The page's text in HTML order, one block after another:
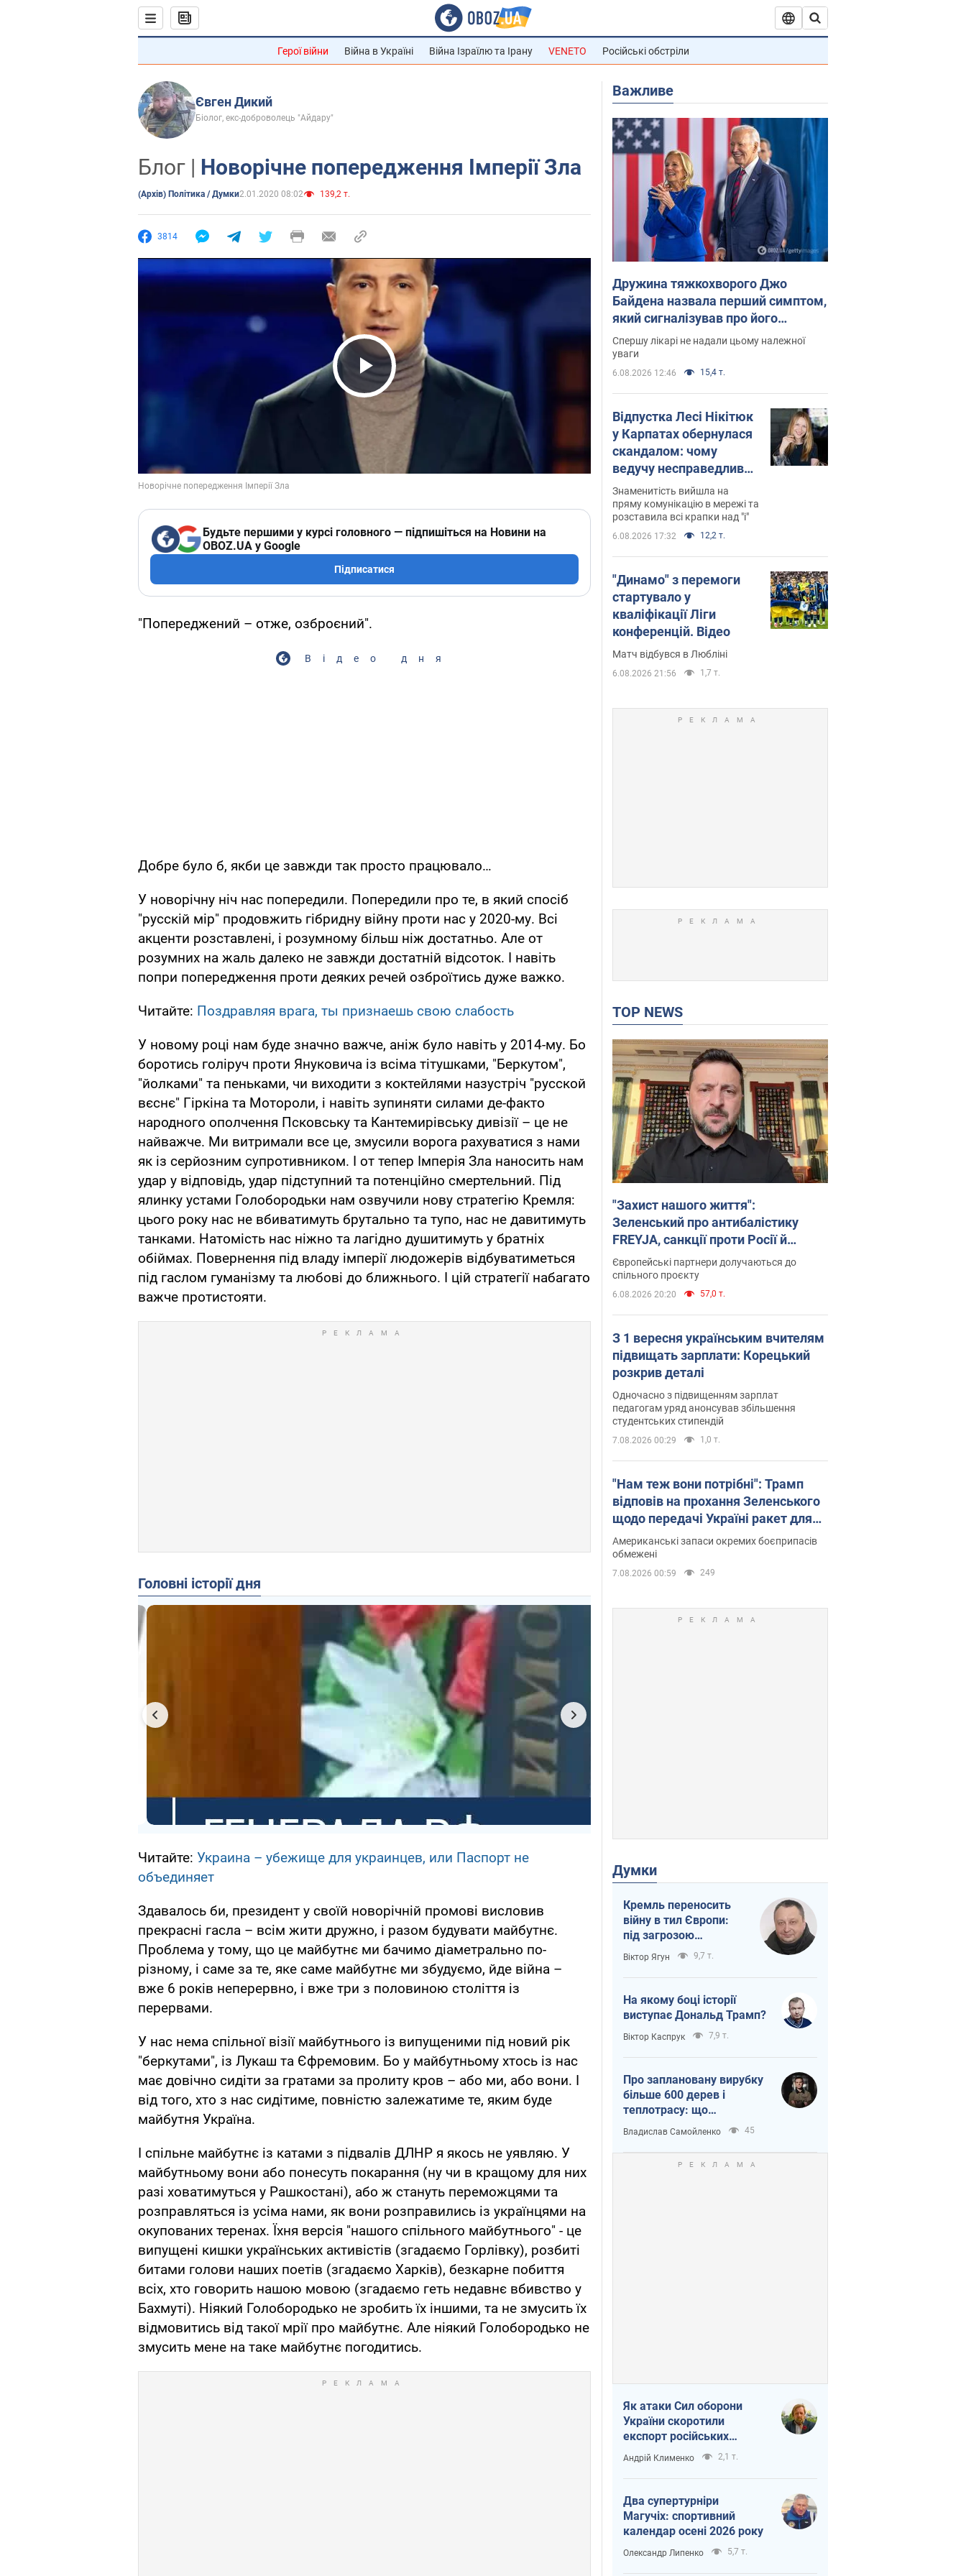
Герої війни Війна в Україні Війна Ізраїлю та Ірану VENETO Російські обстріли
Євген Дикий
Біолог, екс-доброволець "Айдару"
Блог | Новорічне попередження Імперії Зла
(Архів) Політика / Думки2.01.2020 08:02 139,2 т.
3814
Play Video
Будьте першими у курсі головного — підпишіться на Новини на
OBOZ.UA у Google
Підписатися
"Попереджений – отже, озброєний".
Відео дня
Добре було б, якби це завжди так просто працювало…
У новорічну ніч нас попередили. Попередили про те, в який спосіб
"русскій мір" продовжить гібридну війну проти нас у 2020-му. Всі
акценти розставлені, і розумному більш ніж достатньо. Але от
розумних на жаль далеко не завжди достатній відсоток. І навіть
попри попередження проти деяких речей озброїтись дуже важко.
Читайте: Поздравляя врага, ты признаешь свою слабость
У новому році нам буде значно важче, аніж було навіть у 2014-му. Бо
боротись голіруч проти Януковича із всіма тітушками, "Беркутом",
"йолками" та пеньками, чи виходити з коктейлями назустріч "русской
вєснє" Гіркіна та Мотороли, і навіть зупиняти силами де-факто
народного ополчення Псковську та Кантемирівську дивізії – це не
найважче. Ми витримали все це, змусили ворога рахуватися з нами
як із серйозним супротивником. І от тепер Імперія Зла наносить нам
удар у відповідь, удар підступний та потенційно смертельний. Під
ялинку устами Голобородьки нам озвучили нову стратегію Кремля:
цього року нас не вбиватимуть брутально та тупо, нас не давитимуть
танками. Натомість нас ніжно та лагідно душитимуть у братніх
обіймах. Повернення під владу імперії людожерів відбуватиметься
під гаслом гуманізму та любові до ближнього. І цій стратегії набагато
важче протистояти.
Головні історії дня
Читайте: Украина – убежище для украинцев, или Паспорт не
объединяет
Здавалось би, президент у своїй новорічній промові висловив
прекрасні гасла – всім жити дружно, і разом будувати майбутнє.
Проблема у тому, що це майбутнє ми бачимо діаметрально по-
різному, і саме за те, яке саме майбутнє ми збудуємо, йде війна –
вже 6 років неперервно, і вже три з половиною століття із
перервами.
У нас нема спільної візії майбутнього із випущеними під новий рік
"беркутами", із Лукаш та Єфремовим. Бо у майбутньому хтось із нас
має довічно сидіти за гратами за пролиту кров – або ми, або вони. І
від того, хто з нас сидітиме, повністю залежатиме те, яким буде
майбутня Україна.
І спільне майбутнє із катами з підвалів ДЛНР я якось не уявляю. У
майбутньому вони або понесуть покарання (ну чи в кращому для них
разі ховатимуться у Рашкостані), або ж стануть переможцями та
розправляться із усіма нами, як вони розправились із українцями на
окупованих теренах. Їхня версія "нашого спільного майбутнього" - це
випущені кишки українських активістів (згадаємо Горлівку), розбиті
битами голови наших поетів (згадаємо Харків), безкарне побиття
всіх, хто говорить нашою мовою (згадаємо геть недавнє вбивство у
Бахмуті). Ніякий Голобородько не зробить їх іншими, та не змусить їх
відмовитись від такої мрії про майбутнє. Але ніякий Голобородько не
змусить мене на таке майбутнє погодитись.
Важливе
Дружина тяжкохворого Джо
Байдена назвала перший симптом,
який сигналізував про його
"агресивний" рак
Спершу лікарі не надали цьому належної
уваги
6.08.2026 12:46 15,4 т.
Відпустка Лесі Нікітюк
у Карпатах обернулася
скандалом: чому
ведучу несправедливо
захейтили
Знаменитість вийшла на
пряму комунікацію в мережі та
розставила всі крапки над "і"
6.08.2026 17:32 12,2 т.
"Динамо" з перемоги
стартувало у
кваліфікації Ліги
конференцій. Відео
Матч відбувся в Любліні
6.08.2026 21:56 1,7 т.
TOP NEWS
"Захист нашого життя":
Зеленський про антибалістику
FREYJA, санкції проти Росії й
підтримку аграріїв. Відео
Європейські партнери долучаються до
спільного проєкту
6.08.2026 20:20 57,0 т.
З 1 вересня українським вчителям
підвищать зарплати: Корецький
розкрив деталі
Одночасно з підвищенням зарплат
педагогам уряд анонсував збільшення
студентських стипендій
7.08.2026 00:29 1,0 т.
"Нам теж вони потрібні": Трамп
відповів на прохання Зеленського
щодо передачі Україні ракет для
Patriot
Американські запаси окремих боєприпасів
обмежені
7.08.2026 00:59 249
Думки
Кремль переносить
війну в тил Європи:
під загрозою
критична логістика
Віктор Ягун 9,7 т.
На якому боці історії
виступає Дональд Трамп?
Віктор Каспрук 7,9 т.
Про заплановану вирубку
більше 600 дерев і
теплотрасу: що
відбувається на Теремках
у Києві
Владислав Самойленко 45
Як атаки Сил оборони
України скоротили
експорт російських
нафтопродуктів
Андрій Клименко 2,1 т.
Два супертурніри
Магучіх: спортивний
календар осені 2026 року
Олександр Липенко 5,7 т.